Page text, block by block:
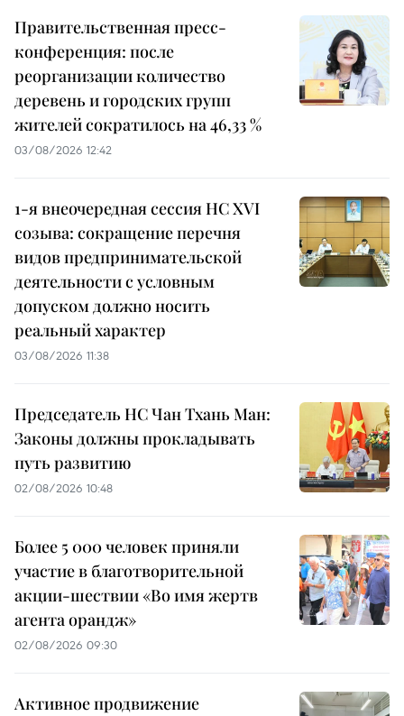
Правительственная пресс-
конференция: после
реорганизации количество
деревень и городских групп
жителей сократилось на 46,33 %
03/08/2026 12:42
1-я внеочередная сессия НС XVI
созыва: сокращение перечня
видов предпринимательской
деятельности с условным
допуском должно носить
реальный характер
03/08/2026 11:38
Председатель НС Чан Тхань Ман:
Законы должны прокладывать
путь развитию
02/08/2026 10:48
Более 5 000 человек приняли
участие в благотворительной
акции-шествии «Во имя жертв
агента орандж»
02/08/2026 09:30
Активное продвижение